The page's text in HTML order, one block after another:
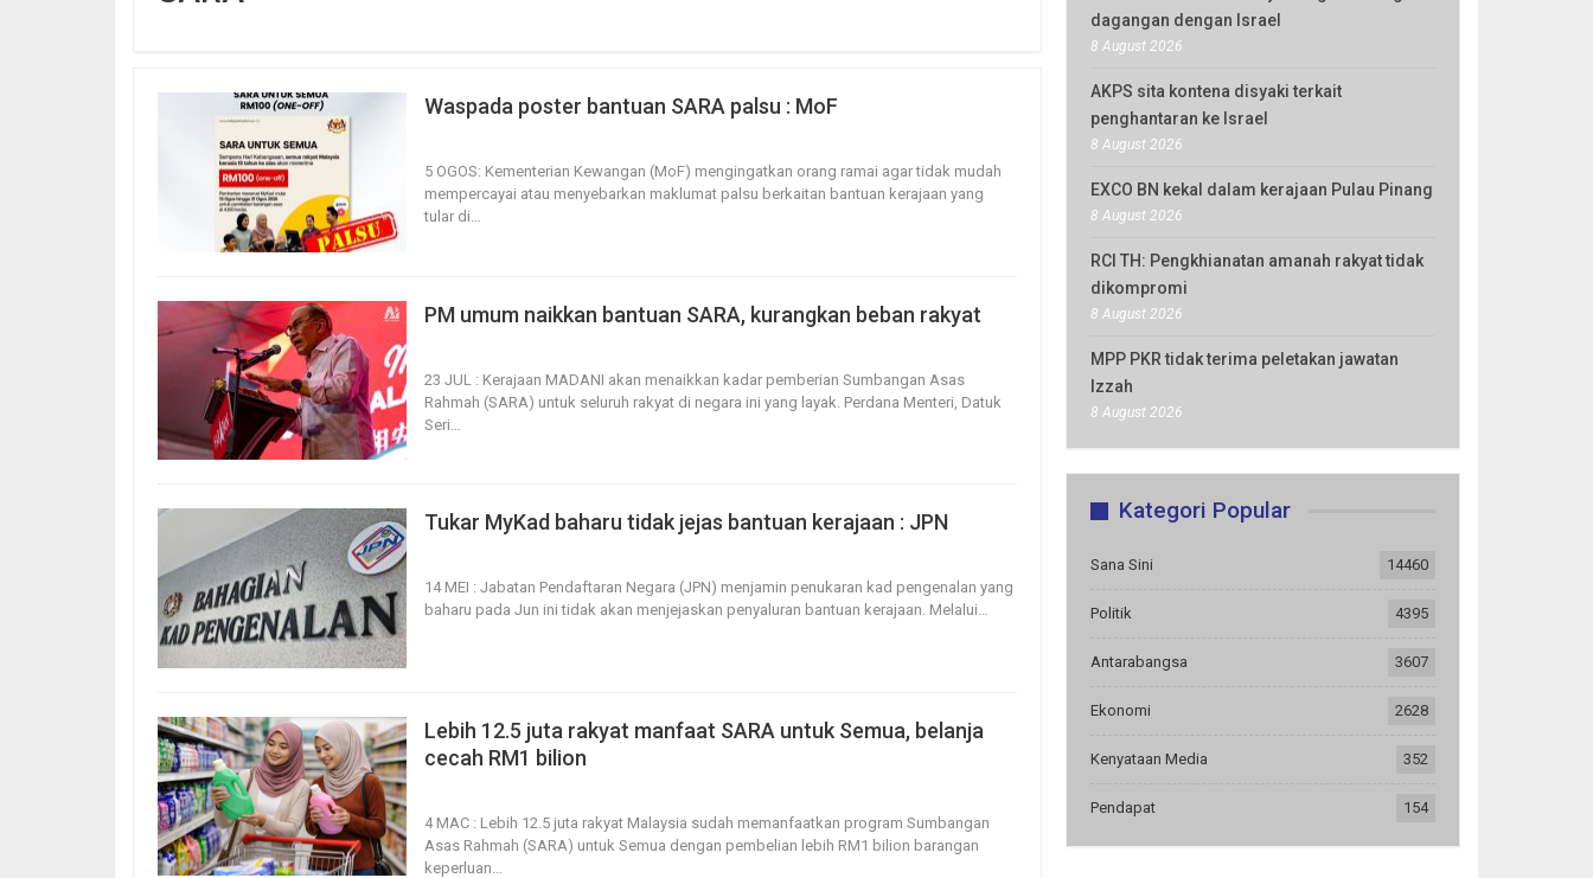
Waspada poster bantuan SARA palsu : MoF
5 OGOS: Kementerian Kewangan (MoF) mengingatkan orang ramai agar tidak mudah
mempercayai atau menyebarkan maklumat palsu berkaitan bantuan kerajaan yang
tular di…
PM umum naikkan bantuan SARA, kurangkan beban rakyat
23 JUL : Kerajaan MADANI akan menaikkan kadar pemberian Sumbangan Asas
Rahmah (SARA) untuk seluruh rakyat di negara ini yang layak. Perdana Menteri, Datuk
Seri
Tukar MyKad baharu tidak jejas bantuan kerajaan : JPN
14 MEI : Jabatan Pendaftaran Negara (JPN) menjamin penukaran kad pengenalan yang
baharu pada Jun ini tidak akan menjejaskan penyaluran bantuan kerajaan. Melalui…
Lebih 12.5 juta rakyat manfaat SARA untuk Semua, belanja
cecah RM1 bilion
4 MAC : Lebih 12.5 juta rakyat Malaysia sudah memanfaatkan program Sumbangan
Asas Rahmah (SARA) untuk Semua dengan pembelian lebih RM1 bilion barangan
keperluan
dagangan dengan Israel
8 August 2026
AKPS sita kontena disyaki terkait
penghantaran ke Israel
8 August 2026
EXCO BN kekal dalam kerajaan Pulau Pinang
8 August 2026
RCI TH: Pengkhianatan amanah rakyat tidak
dikompromi
8 August 2026
MPP PKR tidak terima peletakan jawatan
Izzah
8 August 2026
Kategori Popular
Sana Sini 14460
Politik 4395
Antarabangsa 3607
Ekonomi 2628
Kenyataan Media 352
Pendapat 154